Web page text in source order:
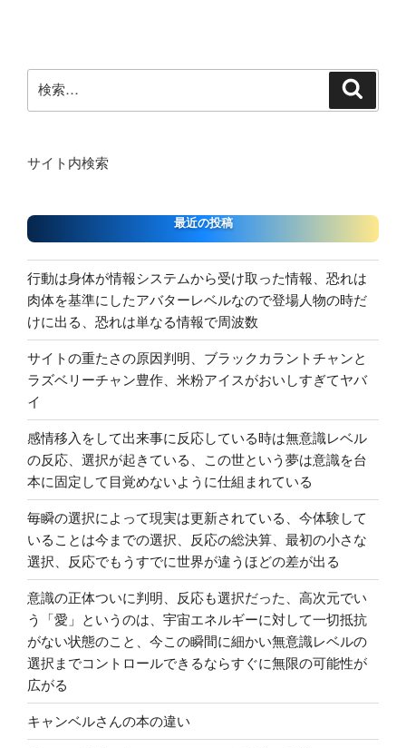
索:
サイト内検索
最近の投稿
行動は身体が情報システムから受け取った情報、恐れは
肉体を基準にしたアバターレベルなので登場人物の時だ
けに出る、恐れは単なる情報で周波数
サイトの重たさの原因判明、ブラックカラントチャンと
ラズベリーチャン豊作、米粉アイスがおいしすぎてヤバ
イ
感情移入をして出来事に反応している時は無意識レベル
の反応、選択が起きている、この世という夢は意識を台
本に固定して目覚めないように仕組まれている
毎瞬の選択によって現実は更新されている、今体験して
いることは今までの選択、反応の総決算、最初の小さな
選択、反応でもうすでに世界が違うほどの差が出る
意識の正体ついに判明、反応も選択だった、高次元でい
う「愛」というのは、宇宙エネルギーに対して一切抵抗
がない状態のこと、今この瞬間に細かい無意識レベルの
選択までコントロールできるならすぐに無限の可能性が
広がる
キャンベルさんの本の違い